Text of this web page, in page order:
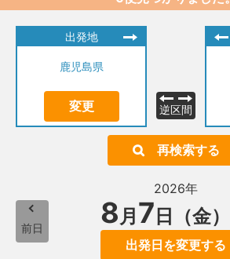
出発地
鹿児島県
変更 逆区間
再検索する
前日
2026年
8月 7 日（金）
出発日を変更する